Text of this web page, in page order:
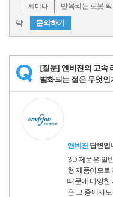
세미나
반복되는 로봇
략
문의하기
Q
[질문] 앤비젼의 고속
별화되는 점은 무엇인
앤비젼 답변입
3D 제품은 일
형 제품이므로
때문에 다양한
은 그 중에서